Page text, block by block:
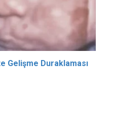
Gelişme Duraklaması